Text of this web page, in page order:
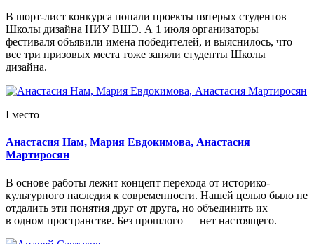
В шорт-лист конкурса попали проекты пятерых студентов
Школы дизайна НИУ ВШЭ. А 1 июля организаторы
фестиваля объявили имена победителей, и выяснилось, что
все три призовых места тоже заняли студенты Школы
дизайна.
I место
Анастасия Нам, Мария Евдокимова, Анастасия
Мартиросян
В основе работы лежит концепт перехода от историко-
культурного наследия к современности. Нашей целью было не
отдалить эти понятия друг от друга, но объединить их
в одном пространстве. Без прошлого — нет настоящего.